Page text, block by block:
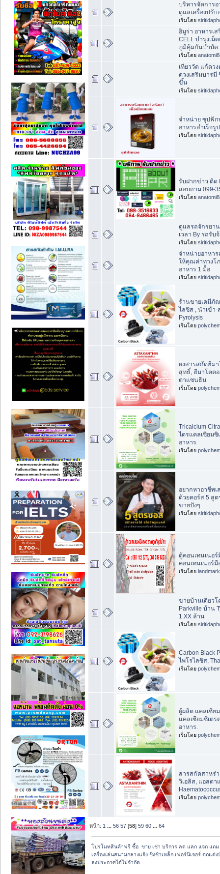
บริหารจัดการ
ดูแลเครื่องปรับ
เริ่มโดย
อิมูร่า อาหารเ
CELL บำรุงเม็
ภูมิคุ้มกันบำบัด.
เริ่มโดย
เที่ยววัด แก้ดว
ดวงเสริมบาร
ขึ้น
เริ่มโดย
จำหน่าย ซุปฟัก
อาหารสำเร็จรู
เริ่มโดย
รับฝากข่าว ติด
สอบถาม 099-
เริ่มโดย
ดูแลรถจักรยา
เวลา By รถรับ
เริ่มโดย
จำหน่ายอาหาร
ให้คุณค่าทางโ
อาหาร 1 มื้อ
เริ่มโดย
ร้านขายเคมีภั
ไลซิส , นำเข้า-
Pyrolysis
เริ่มโดย
ผงสารสกัดฮีม
สุทธิ์, ฮีมาโตค
ตาแซนธิน
เริ่มโดย
Tricalcium
ไตรแคลเซียมซิ
อาหาร
เริ่มโดย
อยากหาอาชีพเ
ด้วยคอร์ส 5 สู
ขายปังๆ
เริ่มโดย
ตู้คอนเทนเนอร์
คอนเทนเนอร์มื
เริ่มโดย
ขายบ้านเดี่ยวโ
Parkville บ้าน
1.XX ล้าน
เริ่มโดย
Carbon Black
ไพโรไลซิส,
เริ่มโดย
ผู้ผลิต แคลเซีย
แคลเซียมซิเตร
อาหาร.
เริ่มโดย
สารสกัดสาหร่
วิเอลิส, แอสต
เริ่มโดย
หน้า: 1 ...56 57 [58]59 60 ...64
โปรโมทสินค้าฟรี ซื้อ  ขาย เช่า บริการ ลด แลก แจก แถ
เครื่องเล่นสนามกลางแจ้ง ชิงช้าเหล็ก เฟอร์นิเจอร์ ตกแ
ลงประกาศได้ไม่จำกัด